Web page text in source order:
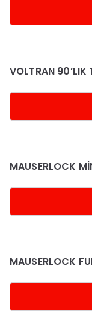
VOLTRAN 90’LIK
MAUSERLOCK
MAUSERLOCK